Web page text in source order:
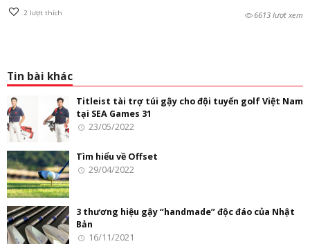
2 lượt thích 6613 lượt xem
Tin bài khác
Titleist tài trợ túi gậy cho đội tuyển golf Việt Nam
tại SEA Games 31
23/05/2022
Tìm hiểu về Offset
29/04/2022
3 thương hiệu gậy “handmade” độc đáo của Nhật
Bản
16/11/2021